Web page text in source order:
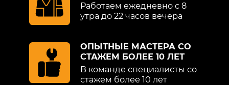
Работаем ежедневно с 8
утра до 22 часов вечера
ОПЫТНЫЕ МАСТЕРА СО
СТАЖЕМ БОЛЕЕ 10 ЛЕТ
В команде специалисты со
стажем более 10 лет